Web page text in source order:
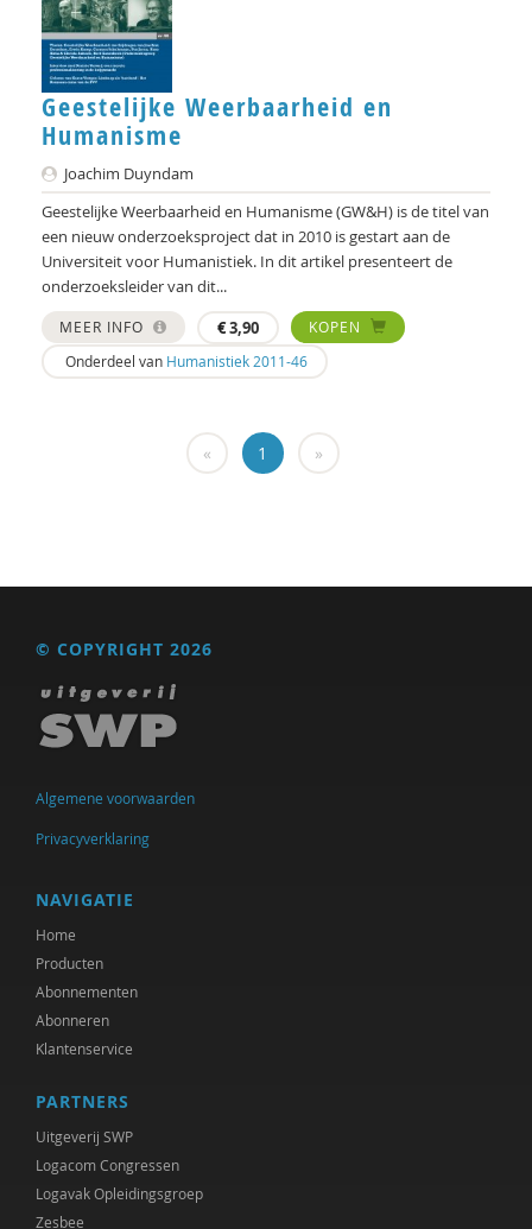
Anouk Bolsenbroek
Marij Bontemps-Hommen
Ben Boog
Marieke Borren
Sylvia Borren
Gustaaf Bos
Lute Bos
Herman van den Bosch
Jolande Bource
Jules Brabers
Xannah Brohm
Ria Brouwers
Denijs Bru
Margreet Bruens
Ellen de Bruin
Geestelijke Weerbaarheid en
Humanisme
Joachim Duyndam
Geestelijke Weerbaarheid en Humanisme (GW&H) is de titel van
een nieuw onderzoeksproject dat in 2010 is gestart aan de
Universiteit voor Humanistiek. In dit artikel presenteert de
onderzoeksleider van dit...
MEER INFO €3,90
KOPEN
Onderdeel van Humanistiek 2011-46
« 1 »
© COPYRIGHT 2026
Algemene voorwaarden
Privacyverklaring
NAVIGATIE
Home
Producten
Abonnementen
Abonneren
Klantenservice
PARTNERS
Uitgeverij SWP
Logacom Congressen
Logavak Opleidingsgroep
Zesbee